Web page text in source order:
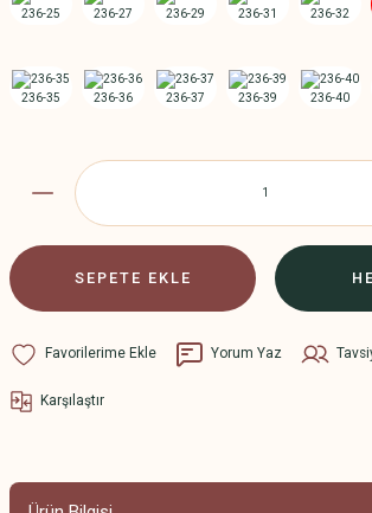
SEPETE EKLE
Yorum Yaz
Karşılaştır